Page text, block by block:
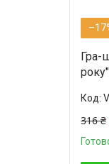
Гра-
316 ₴